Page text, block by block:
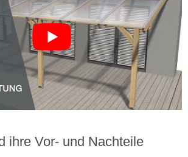
ihre Vor- und Nachteile